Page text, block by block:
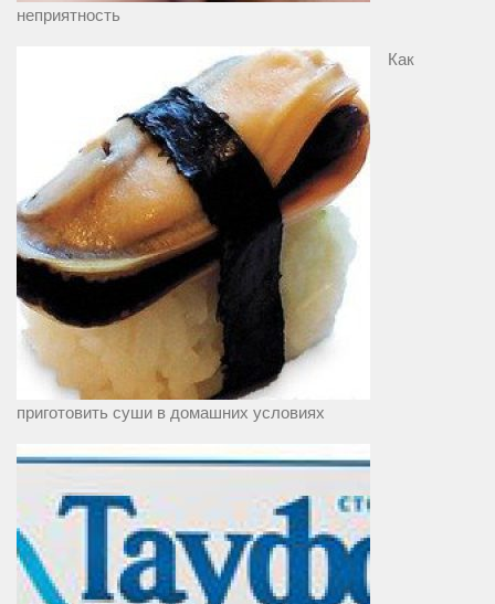
неприятность
Как
приготовить суши в домашних условиях